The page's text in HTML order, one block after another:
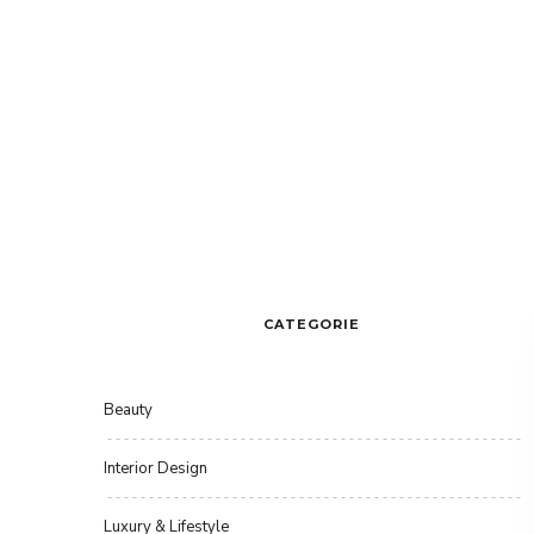
CATEGORIE
Beauty
Interior Design
Luxury & Lifestyle